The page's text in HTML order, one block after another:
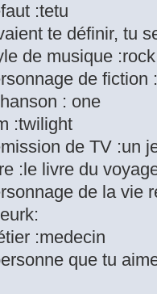
:tetu
te définir, tu
de musique :rock
de fiction
: one
:twilight
de TV :un
:le livre du
de la vie
:medecin
que tu